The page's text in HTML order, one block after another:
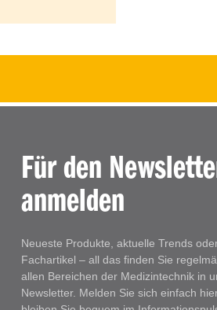
Für den
anmelden
Neueste Produkte, aktuelle Trends
Fachartikel – all das finden Sie
allen Bereichen der Medizintechnik in
Newsletter. Melden Sie sich einfach